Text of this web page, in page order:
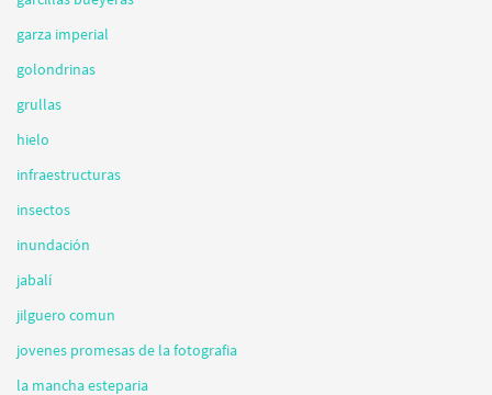
garza imperial
golondrinas
grullas
hielo
infraestructuras
insectos
inundación
jabalí
jilguero comun
jovenes promesas de la fotografia
la mancha esteparia